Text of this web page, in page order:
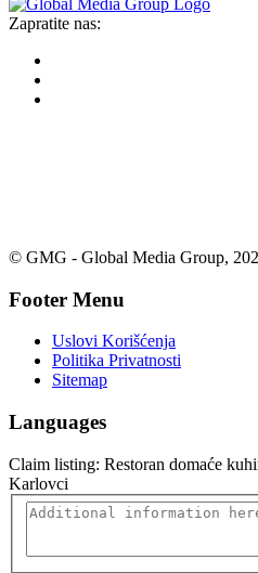
Zapratite nas:
© GMG - Global Media Group,
Footer Menu
Uslovi Korišćenja
Politika Privatnosti
Sitemap
Languages
Claim listing: Restoran domaće
Karlovci